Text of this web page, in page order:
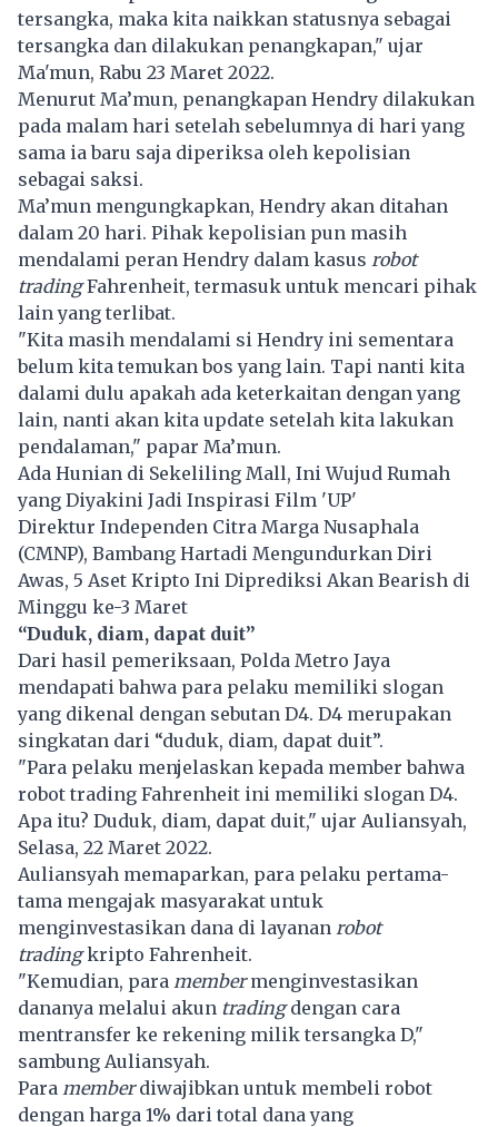
tersangka, maka kita naikkan statusnya sebagai
tersangka dan dilakukan penangkapan," ujar
Ma'mun, Rabu 23 Maret 2022.
Menurut Ma’mun, penangkapan Hendry dilakukan
pada malam hari setelah sebelumnya di hari yang
sama ia baru saja diperiksa oleh kepolisian
sebagai saksi.
Ma’mun mengungkapkan, Hendry akan ditahan
dalam 20 hari. Pihak kepolisian pun masih
mendalami peran Hendry dalam kasus robot
tradingFahrenheit, termasuk untuk mencari pihak
lain yang terlibat.
"Kita masih mendalami si Hendry ini sementara
belum kita temukan bos yang lain. Tapi nanti kita
dalami dulu apakah ada keterkaitan dengan yang
lain, nanti akan kita update setelah kita lakukan
pendalaman," papar Ma’mun.
Ada Hunian di Sekeliling Mall, Ini Wujud Rumah
yang Diyakini Jadi Inspirasi Film 'UP'
Direktur Independen Citra Marga Nusaphala
(CMNP), Bambang Hartadi Mengundurkan Diri
Awas, 5 Aset Kripto Ini Diprediksi Akan Bearish di
Minggu ke-3 Maret
“Duduk, diam, dapat duit”
Dari hasil pemeriksaan, Polda Metro Jaya
mendapati bahwa para pelaku memiliki slogan
yang dikenal dengan sebutan D4. D4 merupakan
singkatan dari “duduk, diam, dapat duit”.
"Para pelaku menjelaskan kepada member bahwa
robot trading Fahrenheit ini memiliki slogan D4.
Apa itu? Duduk, diam, dapat duit," ujar Auliansyah,
Selasa, 22 Maret 2022.
Auliansyah memaparkan, para pelaku pertama-
tama mengajak masyarakat untuk
menginvestasikan dana di layanan robot
tradingkripto Fahrenheit.
"Kemudian, para membermenginvestasikan
dananya melalui akun tradingdengan cara
mentransfer ke rekening milik tersangka D,"
sambung Auliansyah.
Para memberdiwajibkan untuk membeli robot
dengan harga 1% dari total dana yang